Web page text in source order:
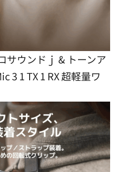
サウンドｊ & トーンア
3 1 TX 1 RX 超軽量ワ